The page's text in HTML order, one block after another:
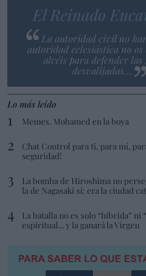
El Reinado
La autoridad civil no
autoridad eclesiástica no os
alcéis para defender las
desvalijadas…
Lo más leído
Memes. Mohamed en la boya
Chat Control para ti, para mí,
seguridad!
La bomba de Hiroshima no
la de Nagasaki sí: era la ciudad
La batalla no es solo “híbrida” ni
espiritual... y la ganará la Virgen